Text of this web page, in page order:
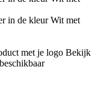
met je logo Bekijk